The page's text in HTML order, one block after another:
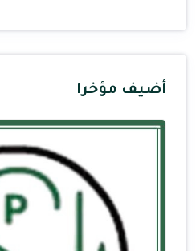
أضيف مؤخرا